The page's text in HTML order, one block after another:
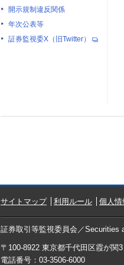
開示規制違反関係
年次公表等
証券監視委X（旧Twitter）
サイトマップ 利用ルール 個人情
証券取引等監視委員会／Securities
〒100-8922 東京都千代田区霞が関
電話番号：03-3506-6000